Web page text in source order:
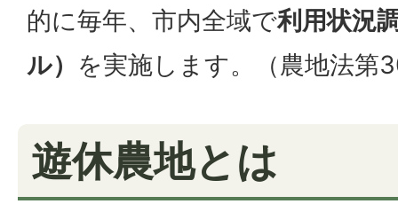
的に毎年、市内全域で利用状況
ル） を実施します。（農地法第
遊休農地とは